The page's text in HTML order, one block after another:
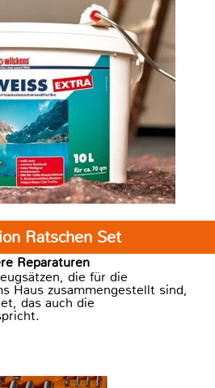
Ratschen Set
Reparaturen
die für die
Haus zusammengestellt sind,
das auch die